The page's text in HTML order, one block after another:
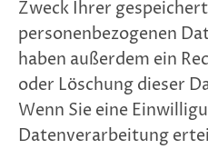
Zweck Ihrer
personenbezogenen
haben außerdem ein
oder Löschung dieser
Wenn Sie eine
Datenverarbeitung